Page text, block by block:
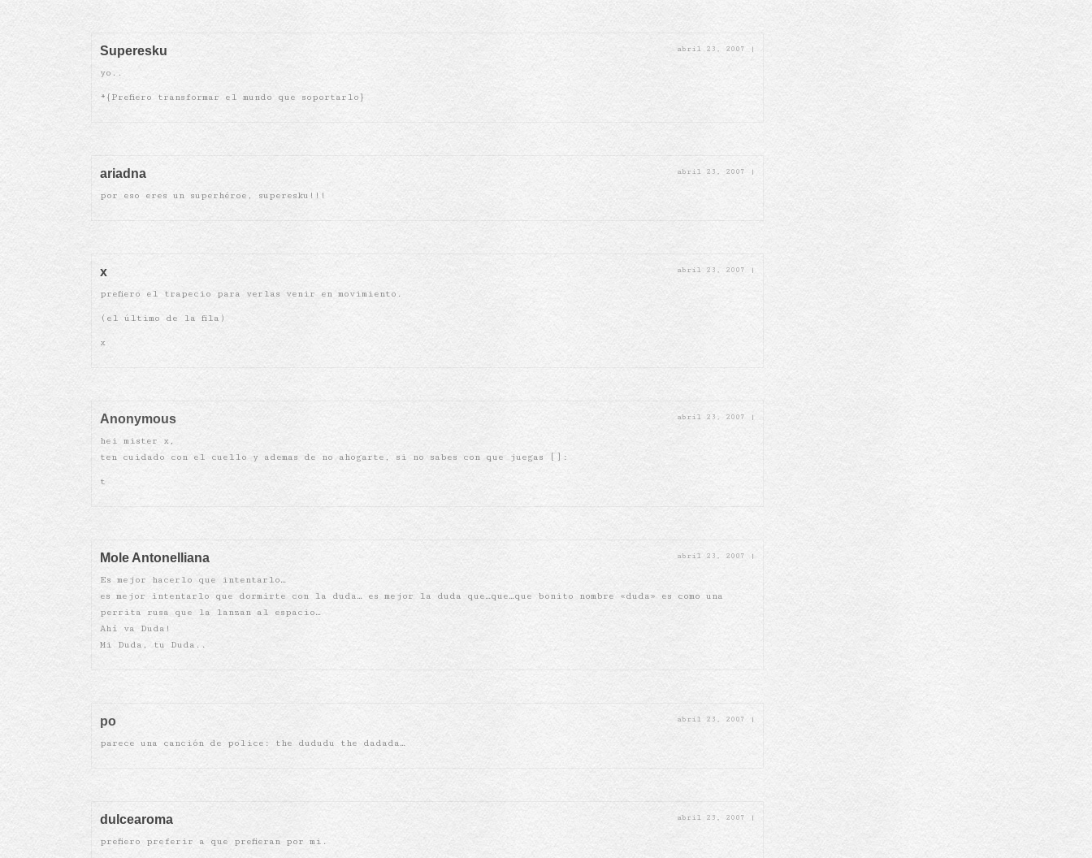
Superesku abril 23, 2007 |
yo..
*{Prefiero transformar el mundo que soportarlo}
ariadna abril 23, 2007 |
por eso eres un superhéroe, superesku!!!
x abril 23, 2007 |
prefiero el trapecio para verlas venir en movimiento.
(el último de la fila)
x
Anonymous abril 23, 2007 |
hei mister x,
ten cuidado con el cuello y ademas de no ahogarte, si no sabes con que juegas []:
t
Mole Antonelliana abril 23, 2007 |
Es mejor hacerlo que intentarlo…
es mejor intentarlo que dormirte con la duda… es mejor la duda que…que…que bonito nombre «duda» es como una
perrita rusa que la lanzan al espacio…
Ahí va Duda!
Mi Duda, tu Duda..
po abril 23, 2007 |
parece una canción de police: the dududu the dadada…
dulcearoma abril 23, 2007 |
prefiero preferir a que prefieran por mi.